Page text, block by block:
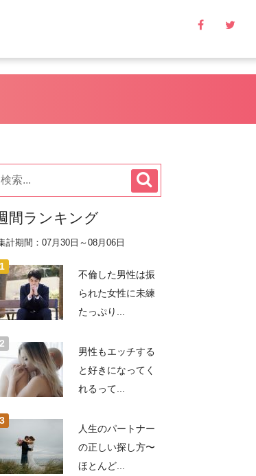
間ランキング
計期間：07月30日～08月06日
不倫した男性は振
られた女性に未練
たっぷり...
男性もエッチする
と好きになってく
れるって...
人生のパートナー
の正しい探し方〜
ほとんど...